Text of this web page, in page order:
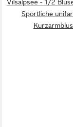
Vilsalpsee - 1/2
Sportliche